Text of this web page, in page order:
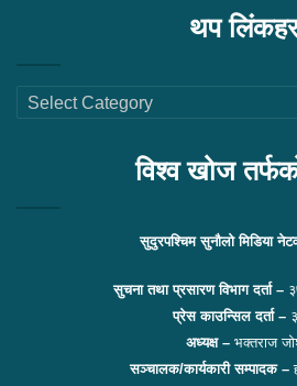
थप
थप
लिंकहरु
विश्व खोज
सुदुरपश्चिम सुनौलो मिडिया
सुचना तथा प्रसारण विभाग दर्ता –
प्रेस काउन्सिल दर्ता –
अध्यक्ष – भक्तराज
सञ्चालक/कार्यकारी सम्पादक –